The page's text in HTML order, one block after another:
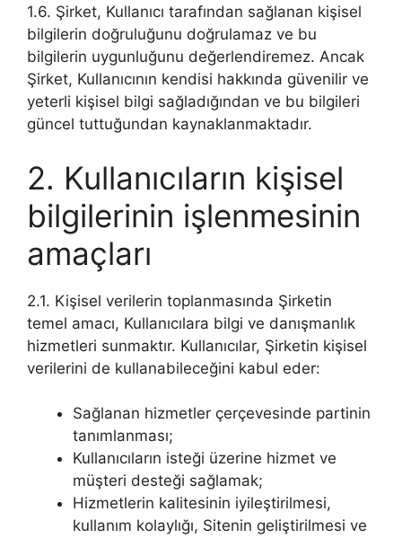
1.6. Şirket, Kullanıcı tarafından sağlanan kişisel
bilgilerin doğruluğunu doğrulamaz ve bu
bilgilerin uygunluğunu değerlendiremez. Ancak
Şirket, Kullanıcının kendisi hakkında güvenilir ve
yeterli kişisel bilgi sağladığından ve bu bilgileri
güncel tuttuğundan kaynaklanmaktadır.
2. Kullanıcıların kişisel
bilgilerinin işlenmesinin
amaçları
2.1. Kişisel verilerin toplanmasında Şirketin
temel amacı, Kullanıcılara bilgi ve danışmanlık
hizmetleri sunmaktır. Kullanıcılar, Şirketin kişisel
verilerini de kullanabileceğini kabul eder:
Sağlanan hizmetler çerçevesinde partinin
tanımlanması;
Kullanıcıların isteği üzerine hizmet ve
müşteri desteği sağlamak;
Hizmetlerin kalitesinin iyileştirilmesi,
kullanım kolaylığı, Sitenin geliştirilmesi ve